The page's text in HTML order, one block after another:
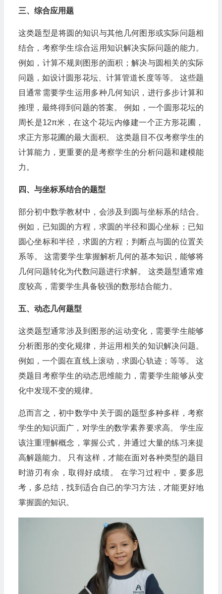
三、综合应用题
这类题型是将圆的知识与其他几何图形或实际问题相
结合，考察学生综合运用知识解决实际问题的能力。
例如，计算不规则图形的面积；解决与圆相关的实际
问题，如设计圆形花坛、计算管道长度等等。 这些题
目通常需要学生运用多种几何知识，进行多步计算和
推理，最终得到问题的答案。 例如，一个圆形花坛的
周长是12π米，在这个花坛内修建一个正方形花圃，
求正方形花圃的最大面积。 这类题目不仅考察学生的
计算能力，更重要的是考察学生的分析问题和建模能
力。
四、与坐标系结合的题型
部分初中数学教材中，会涉及到圆与坐标系的结合。
例如，已知圆的方程，求圆的半径和圆心坐标；已知
圆心坐标和半径，求圆的方程；判断点与圆的位置关
系等。 这需要学生掌握解析几何的基本知识，能够将
几何问题转化为代数问题进行求解。 这类题型通常难
度较高，需要学生具备较强的数形结合能力。
五、动态几何题型
这类题型通常涉及到图形的运动变化，需要学生能够
分析图形的变化规律，并运用相关的知识解决问题。
例如，一个圆在直线上滚动，求圆心轨迹；等等。 这
类题目考察学生的动态思维能力，需要学生能够从变
化中发现不变的规律。
总而言之，初中数学中关于圆的题型多种多样，考察
学生的知识面广，对学生的数学素养要求高。 学生应
该注重理解概念，掌握公式，并通过大量的练习来提
高解题能力。 只有这样，才能在面对各种类型的题目
时游刃有余，取得好成绩。 在学习过程中，要多思
考，多总结，找到适合自己的学习方法，才能更好地
掌握圆的知识。